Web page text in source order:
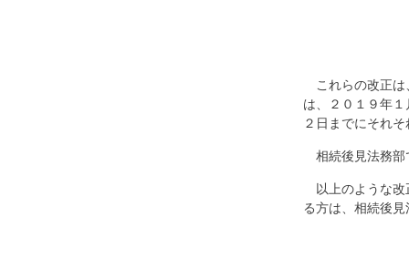
これらの改正
は、２０１９年
２日までにそれ
相続後見法務
以上のような
る方は、相続後